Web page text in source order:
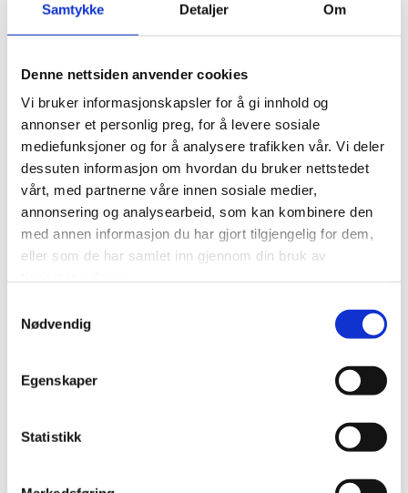
Samtykke Detaljer Om
Denne nettsiden anvender cookies
Vi bruker informasjonskapsler for å gi innhold og
annonser et personlig preg, for å levere sosiale
mediefunksjoner og for å analysere trafikken vår. Vi deler
dessuten informasjon om hvordan du bruker nettstedet
vårt, med partnerne våre innen sosiale medier,
annonsering og analysearbeid, som kan kombinere den
med annen informasjon du har gjort tilgjengelig for dem,
eller som de har samlet inn gjennom din bruk av
Nødvendig
Egenskaper
Statistikk